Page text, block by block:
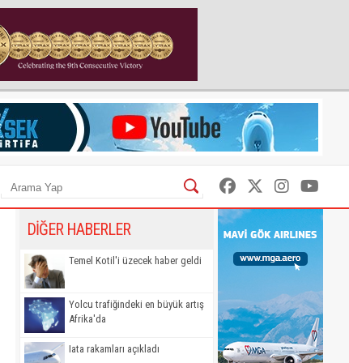
DİĞER HABERLER
Temel Kotil'i üzecek haber geldi
Yolcu trafiğindeki en büyük artış
Afrika'da
Iata rakamları açıkladı